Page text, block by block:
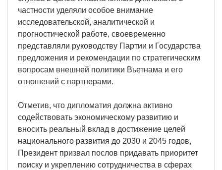
частности уделяли особое внимание
исследовательской, аналитической и
прогностической работе, своевременно
представляли руководству Партии и Государства
предложения и рекомендации по стратегическим
вопросам внешней политики Вьетнама и его
отношений с партнерами.
Отметив, что дипломатия должна активно
содействовать экономическому развитию и
вносить реальный вклад в достижение целей
национального развития до 2030 и 2045 годов,
Президент призвал послов придавать приоритет
поиску и укреплению сотрудничества в сферах